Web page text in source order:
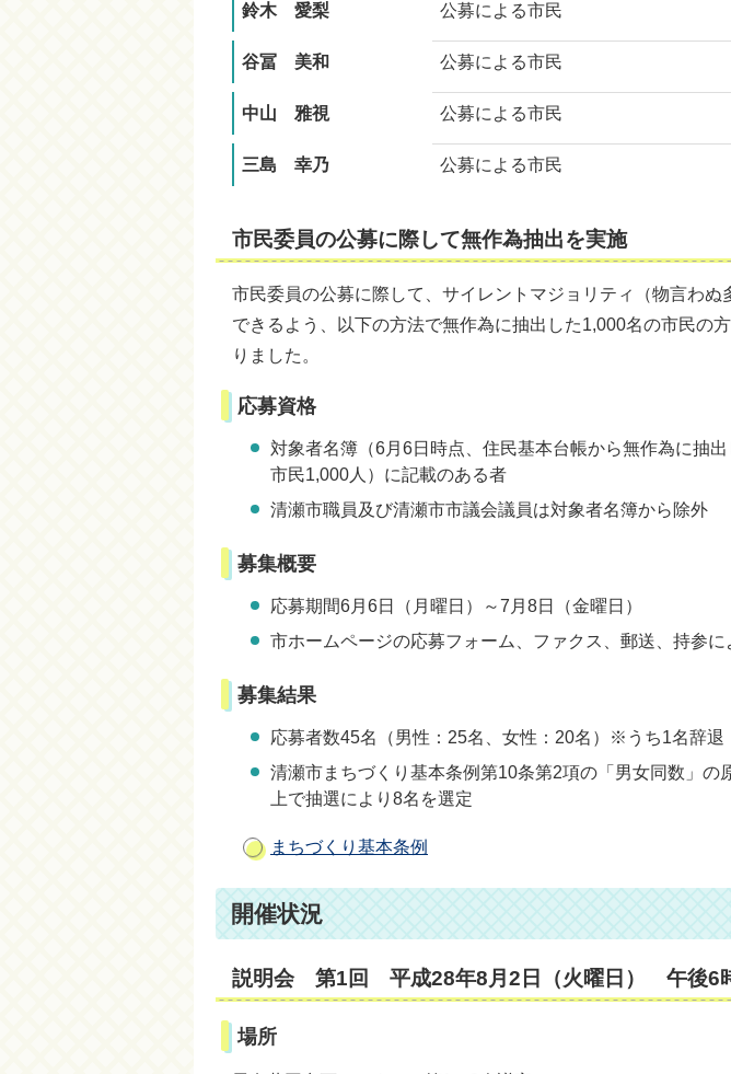
鈴木 愛梨 公募による市民
谷冨 美和 公募による市民
中山 雅視 公募による市民
三島 幸乃 公募による市民
市民委員の公募に際して無作為抽出を実施
市民委員の公募に際して、サイレントマジョリティ（物言わ
できるよう、以下の方法で無作為に抽出した1,000名の市民の
りました。
応募資格
対象者名簿（6月6日時点、住民基本台帳から無作為に抽
市民1,000人）に記載のある者
清瀬市職員及び清瀬市市議会議員は対象者名簿から除外
募集概要
応募期間6月6日（月曜日）～7月8日（金曜日）
市ホームページの応募フォーム、ファクス、郵送、持参に
募集結果
応募者数45名（男性：25名、女性：20名）※うち1名辞退
清瀬市まちづくり基本条例第10条第2項の「男女同数」の
上で抽選により8名を選定
まちづくり基本条例
開催状況
説明会 第1回 平成28年8月2日（火曜日） 午後6
場所